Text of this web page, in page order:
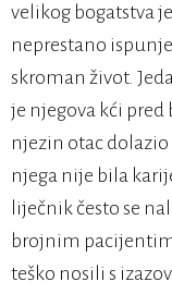
velikog bogatstva
neprestano
skroman život.
je njegova kći
njezin otac
njega nije bila
liječnik često se
brojnim
teško nosili s